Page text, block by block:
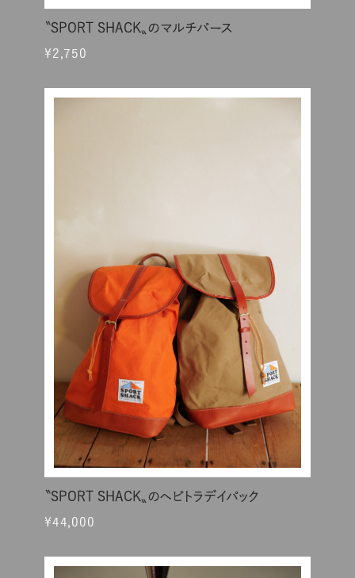
〝SPORT SHACK〟のマルチパース
¥2,750
〝SPORT SHACK〟のヘビトラデイパック
¥44,000